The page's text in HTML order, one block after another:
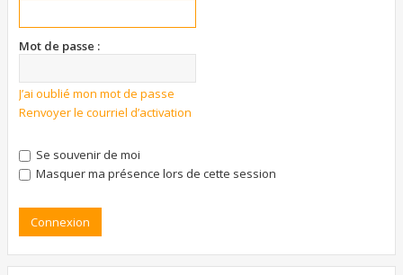
Mot de passe :
J’ai oublié mon mot de passe
Renvoyer le courriel d’activation
Se souvenir de moi
Masquer ma présence lors de cette session